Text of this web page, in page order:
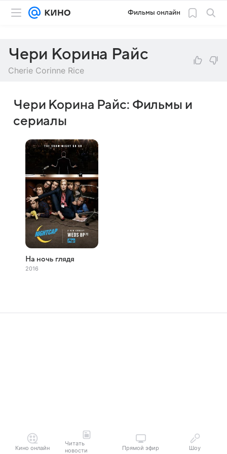
Фильмы онлайн
Чери Корина Райс
Cherie Corinne Rice
Чери Корина Райс: Фильмы и
сериалы
На ночь глядя
2016
Кино онлайн
Читать
новости
Прямой эфир Шоу